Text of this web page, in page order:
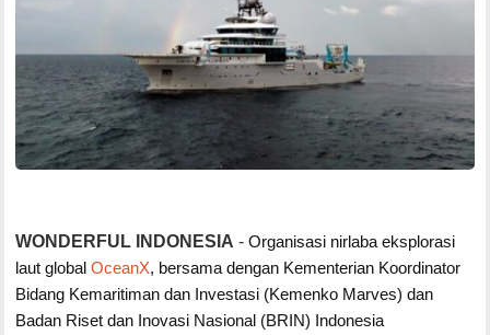
WONDERFUL INDONESIA -Organisasi nirlaba eksplorasi
laut globalOceanX, bersama dengan Kementerian Koordinator
Bidang Kemaritiman dan Investasi (Kemenko Marves) dan
Badan Riset dan Inovasi Nasional (BRIN) Indonesia